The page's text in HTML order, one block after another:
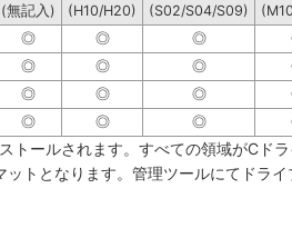
(無記入)
(H10/H20) (S02/S04/S09)
◎ ◎ ◎
◎ ◎ ◎
◎ ◎ ◎
◎ ◎ ◎
トールされます。すべての領域がCド
トとなります。管理ツールにてドラ